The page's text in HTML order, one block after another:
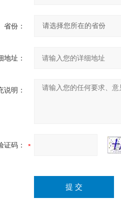
省份：
地址：
说明：
证码：